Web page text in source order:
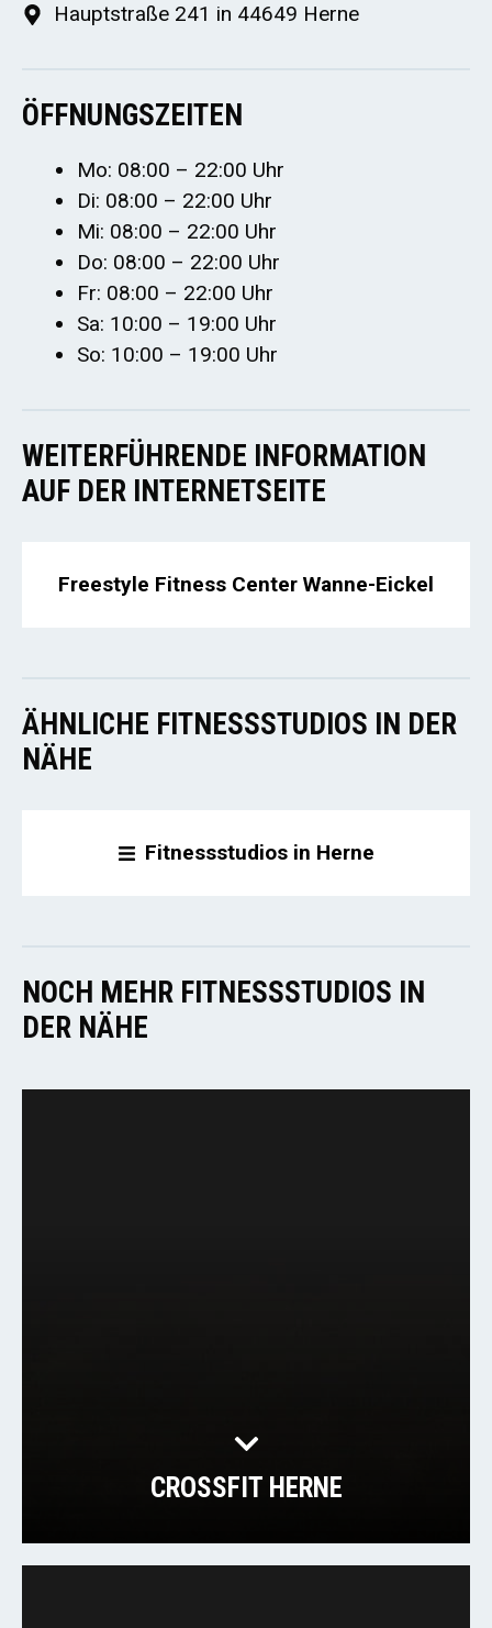
Hauptstraße 241 in 44649 Herne
ÖFFNUNGSZEITEN
Mo: 08:00 – 22:00 Uhr
Di: 08:00 – 22:00 Uhr
Mi: 08:00 – 22:00 Uhr
Do: 08:00 – 22:00 Uhr
Fr: 08:00 – 22:00 Uhr
Sa: 10:00 – 19:00 Uhr
So: 10:00 – 19:00 Uhr
WEITERFÜHRENDE INFORMATION
AUF DER INTERNETSEITE
Freestyle Fitness Center Wanne-Eickel
ÄHNLICHE FITNESSSTUDIOS IN DER
NÄHE
Fitnessstudios in Herne
NOCH MEHR FITNESSSTUDIOS IN
DER NÄHE
CROSSFIT HERNE